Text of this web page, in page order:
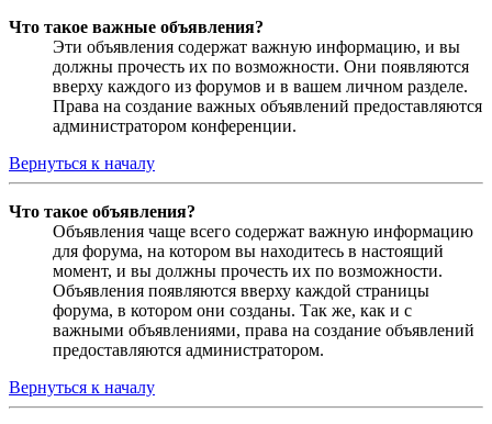
Что такое важные объявления?
Эти объявления содержат важную информацию, и вы
должны прочесть их по возможности. Они появляются
вверху каждого из форумов и в вашем личном разделе.
Права на создание важных объявлений предоставляются
администратором конференции.
Вернуться к началу
Что такое объявления?
Объявления чаще всего содержат важную информацию
для форума, на котором вы находитесь в настоящий
момент, и вы должны прочесть их по возможности.
Объявления появляются вверху каждой страницы
форума, в котором они созданы. Так же, как и с
важными объявлениями, права на создание объявлений
предоставляются администратором.
Вернуться к началу